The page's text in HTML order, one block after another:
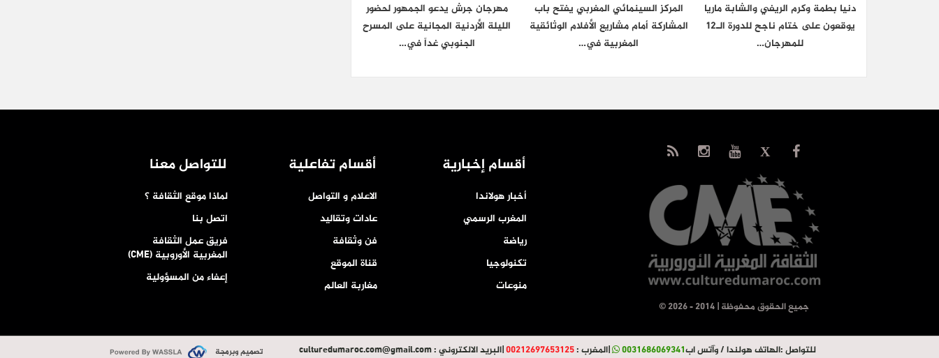
دنيا بطمة وكرم الريفي والشابة ماريا
يوقعون على ختام ناجح للدورة الـ12
للمهرجان…
المركز السينمائي المغربي يفتح باب
المشاركة أمام مشاريع الأفلام الوثائقية
المغربية في…
مهرجان جرش يدعو الجمهور لحضور
الليلة الأردنية المجانية على المسرح
الجنوبي غداً في…
© جميع الحقوق محفوظة | 2014 - 2026
أقسام إخبارية
أخبار هولاندا
المغرب الرسمي
رياضة
تكنولوجيا
منوعات
أقسام تفاعلية
الاعلام و التواصل
عادات وتقاليد
فن وثقافة
قناة الموقع
مغاربة العالم
للتواصل معنا
لماذا موقع الثقافة ؟
اتصل بنا
فريق عمل الثقافة
المغربية الأوروبية (CME)
إعفاء من المسؤولية
للتواصل :الهاتف هولندا / وآتس اب0031686069341
|المغرب :00212697653125
|البريد الالكتروني :culturedumaroc.com@gmail.com تصميم وبرمجة